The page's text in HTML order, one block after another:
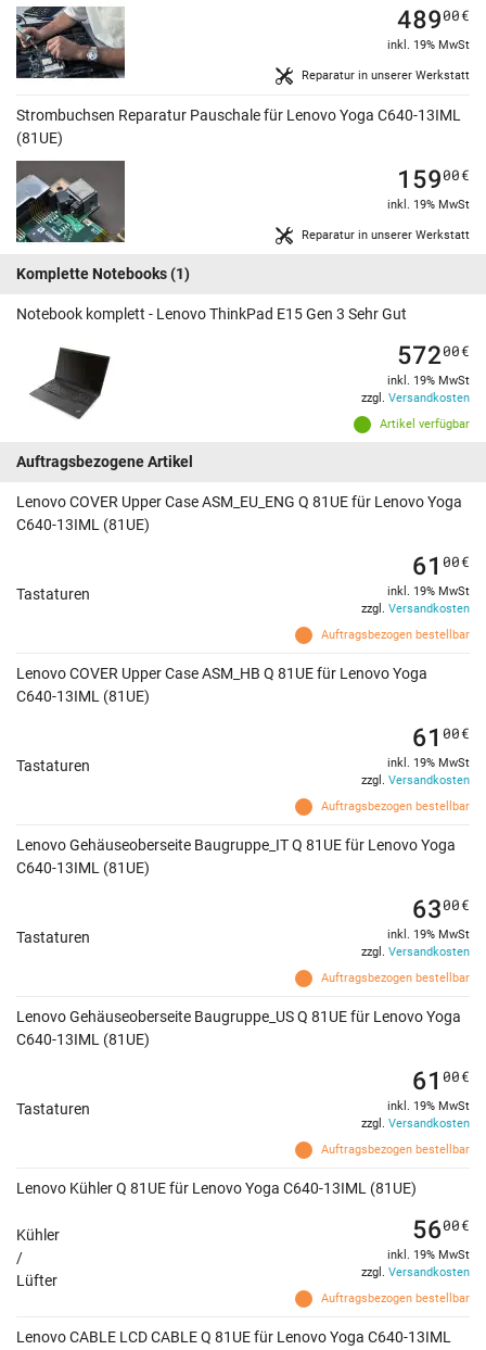
Reparatur in unserer Werkstatt
48900€
inkl. 19% MwSt
Strombuchsen Reparatur Pauschale für Lenovo Yoga C640-13IML
(81UE)
Reparatur in unserer Werkstatt
15900€
inkl. 19% MwSt
Komplette Notebooks(1)
Notebook komplett - Lenovo ThinkPad E15 Gen 3 Sehr Gut
Artikel verfügbar
57200€
inkl. 19% MwSt
zzgl. Versandkosten
Auftragsbezogene Artikel
Lenovo COVER Upper Case ASM_EU_ENG Q 81UE für Lenovo Yoga
C640-13IML (81UE)
Tastaturen
Auftragsbezogen bestellbar
61 00€
inkl. 19% MwSt
zzgl. Versandkosten
Lenovo COVER Upper Case ASM_HB Q 81UE für Lenovo Yoga
C640-13IML (81UE)
Tastaturen
Auftragsbezogen bestellbar
61 00€
inkl. 19% MwSt
zzgl. Versandkosten
Lenovo Gehäuseoberseite Baugruppe_IT Q 81UE für Lenovo Yoga
C640-13IML (81UE)
Tastaturen
Auftragsbezogen bestellbar
6300€
inkl. 19% MwSt
zzgl. Versandkosten
Lenovo Gehäuseoberseite Baugruppe_US Q 81UE für Lenovo Yoga
C640-13IML (81UE)
Tastaturen
Auftragsbezogen bestellbar
61 00€
inkl. 19% MwSt
zzgl. Versandkosten
Lenovo Kühler Q 81UE für Lenovo Yoga C640-13IML (81UE)
Kühler
/
Lüfter
Auftragsbezogen bestellbar
5600€
inkl. 19% MwSt
zzgl. Versandkosten
Lenovo CABLE LCD CABLE Q 81UE für Lenovo Yoga C640-13IML